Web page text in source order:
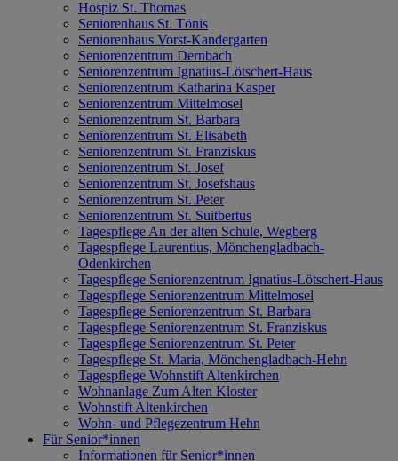
Hospiz St. Thomas
Seniorenhaus St. Tönis
Seniorenhaus Vorst-Kandergarten
Seniorenzentrum Dernbach
Seniorenzentrum Ignatius-Lötschert-Haus
Seniorenzentrum Katharina Kasper
Seniorenzentrum Mittelmosel
Seniorenzentrum St. Barbara
Seniorenzentrum St. Elisabeth
Seniorenzentrum St. Franziskus
Seniorenzentrum St. Josef
Seniorenzentrum St. Josefshaus
Seniorenzentrum St. Peter
Seniorenzentrum St. Suitbertus
Tagespflege An der alten Schule, Wegberg
Tagespflege Laurentius, Mönchengladbach-
Odenkirchen
Tagespflege Seniorenzentrum Ignatius-Lötschert-Haus
Tagespflege Seniorenzentrum Mittelmosel
Tagespflege Seniorenzentrum St. Barbara
Tagespflege Seniorenzentrum St. Franziskus
Tagespflege Seniorenzentrum St. Peter
Tagespflege St. Maria, Mönchengladbach-Hehn
Tagespflege Wohnstift Altenkirchen
Wohnanlage Zum Alten Kloster
Wohnstift Altenkirchen
Wohn- und Pflegezentrum Hehn
Für Senior*innen
Informationen für Senior*innen